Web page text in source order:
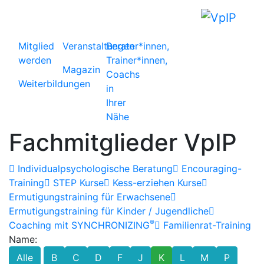
Mitglied
werden
Weiterbildungen
Veranstaltungen
Magazin
Berater*innen,
Trainer*innen,
Coachs
in
Ihrer
Nähe
Fachmitglieder VpIP
Individualpsychologische Beratung
Encouraging-
Training
STEP Kurse
Kess-erziehen Kurse
Ermutigungstraining für Erwachsene
Ermutigungstraining für Kinder / Jugendliche
Coaching mit SYNCHRONIZING®
Familienrat-Training
Name:
Alle
B C D F J K L M
P